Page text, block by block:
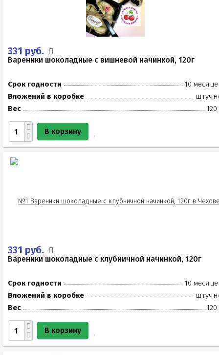
331 руб.
Вареники шоколадные с вишневой начинкой, 120г
Срок годности
10
Вложений в коробке
Вес
120
В корзину
331 руб.
Вареники шоколадные с клубничной начинкой, 120г
Срок годности
10
Вложений в коробке
Вес
120
В корзину